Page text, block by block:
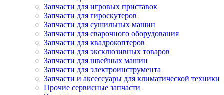
Запчасти для игровых приставок
Запчасти для гироскутеров
Запчасти для сушильных машин
Запчасти для сварочного оборудования
Запчасти для квадрокоптеров
Запчасти для эксклюзивных товаров
Запчасти для швейных машин
Запчасти для электроинструмента
Запчасти и аксессуары для климатической техники
Прочие сервисные запчасти